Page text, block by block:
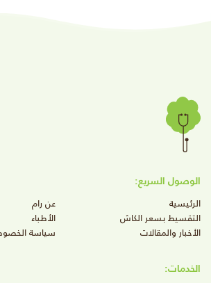
الوصول السريع:
الرئيسية
عن رام
التقسيط بسعر الكاش
الأطباء
الأخبار والمقالات
سياسة
الخدمات: